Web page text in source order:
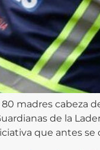
madres cabeza
de la
que antes se